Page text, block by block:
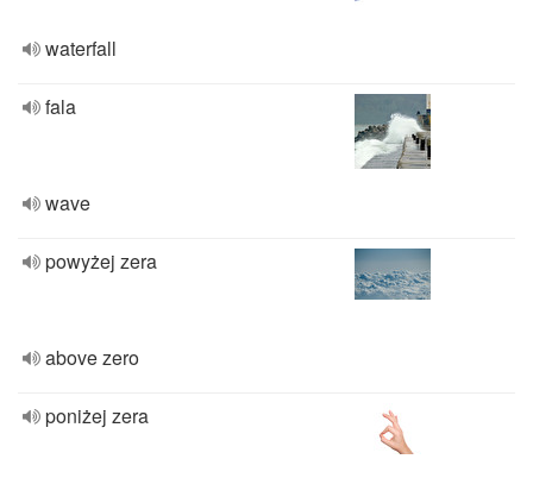
waterfall
fala
wave
powyżej zera
above zero
poniżej zera